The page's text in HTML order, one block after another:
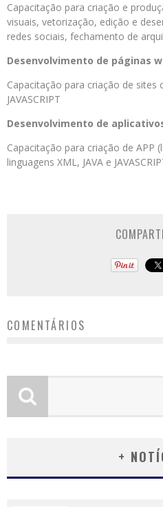
Capacitação para criação e
visuais, vetorização, edição e
redes sociais, fechamento de
Desenvolvimento de páginas
Capacitação para criação de sites
JAVASCRIPT
Desenvolvimento de
Capacitação para criação de APP
linguagens XML, JAVA e
COMENTÁRIOS
+